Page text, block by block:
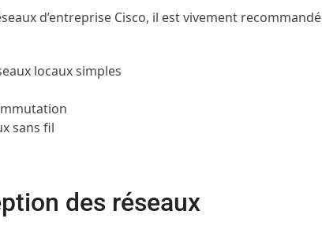
d’entreprise Cisco, il est vivement recommandé
locaux simples
sans fil
des réseaux